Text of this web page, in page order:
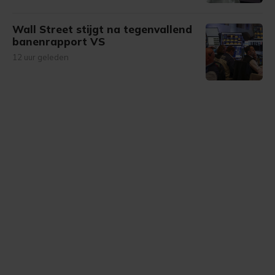
Wall Street stijgt na tegenvallend
banenrapport VS
12 uur geleden